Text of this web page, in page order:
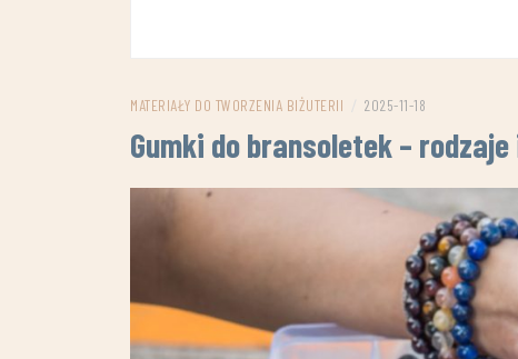
MATERIAŁY DO TWORZENIA BIŻUTERII 2025-11-18
Gumki do bransoletek –